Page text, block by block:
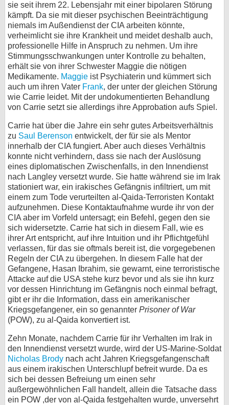
sie seit ihrem 22. Lebensjahr mit einer bipolaren Störung
kämpft. Da sie mit dieser psychischen Beeinträchtigung
niemals im Außendienst der CIA arbeiten könnte,
verheimlicht sie ihre Krankheit und meidet deshalb auch,
professionelle Hilfe in Anspruch zu nehmen. Um ihre
Stimmungsschwankungen unter Kontrolle zu behalten,
erhält sie von ihrer Schwester Maggie die nötigen
Medikamente. Maggie ist Psychiaterin und kümmert sich
auch um ihren Vater Frank, der unter der gleichen Störung
wie Carrie leidet. Mit der undokumentierten Behandlung
von Carrie setzt sie allerdings ihre Approbation aufs Spiel.
Carrie hat über die Jahre ein sehr gutes Arbeitsverhältnis
zu Saul Berenson entwickelt, der für sie als Mentor
innerhalb der CIA fungiert. Aber auch dieses Verhältnis
konnte nicht verhindern, dass sie nach der Auslösung
eines diplomatischen Zwischenfalls, in den Innendienst
nach Langley versetzt wurde. Sie hatte während sie im Irak
stationiert war, ein irakisches Gefängnis infiltriert, um mit
einem zum Tode verurteilten al-Qaida-Terroristen Kontakt
aufzunehmen. Diese Kontaktaufnahme wurde ihr von der
CIA aber im Vorfeld untersagt; ein Befehl, gegen den sie
sich widersetzte. Carrie hat sich in diesem Fall, wie es
ihrer Art entspricht, auf ihre Intuition und ihr Pflichtgefühl
verlassen, für das sie oftmals bereit ist, die vorgegebenen
Regeln der CIA zu übergehen. In diesem Falle hat der
Gefangene, Hasan Ibrahim, sie gewarnt, eine terroristische
Attacke auf die USA stehe kurz bevor und als sie ihn kurz
vor dessen Hinrichtung im Gefängnis noch einmal befragt,
gibt er ihr die Information, dass ein amerikanischer
Kriegsgefangener, ein so genannter Prisoner of War
(POW), zu al-Qaida konvertiert ist.
Zehn Monate, nachdem Carrie für ihr Verhalten im Irak in
den Innendienst versetzt wurde, wird der US-Marine-Soldat
Nicholas Brody nach acht Jahren Kriegsgefangenschaft
aus einem irakischen Unterschlupf befreit wurde. Da es
sich bei dessen Befreiung um einen sehr
außergewöhnlichen Fall handelt, allein die Tatsache dass
ein POW ,der von al-Qaida festgehalten wurde, unversehrt
bei X
bei Facebook
Kontakt
Nutzungsbedingungen
Datenschutz
Cookie-Einstellungen
Impressum
Desktop-Ansicht
myFanbase